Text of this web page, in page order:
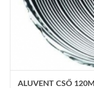
ALUVENT CSŐ